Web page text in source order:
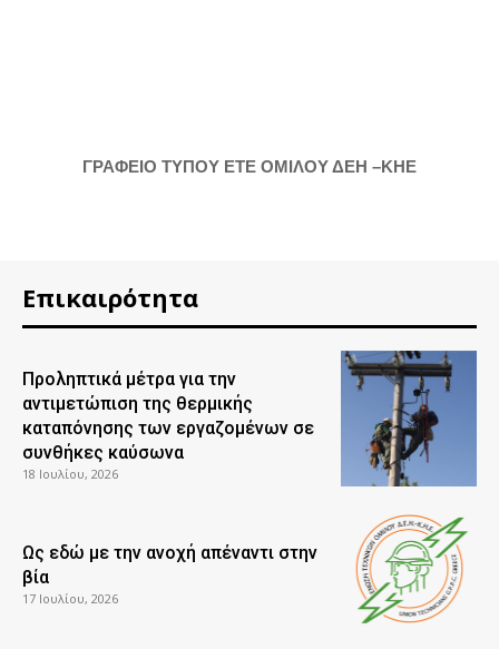
ΓΡΑΦΕΙΟ ΤΥΠΟΥ ΕΤΕ ΟΜΙΛΟΥ ΔΕΗ –ΚΗΕ
Επικαιρότητα
Προληπτικά μέτρα για την
αντιμετώπιση της θερμικής
καταπόνησης των εργαζομένων σε
συνθήκες καύσωνα
18 Ιουλίου, 2026
Ως εδώ με την ανοχή απέναντι στην
βία
17 Ιουλίου, 2026